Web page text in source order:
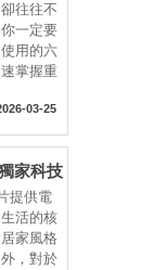
往往不
一定要
用的六
掌握重
03-25
家科技
提供電
活的核
家風格
，對於